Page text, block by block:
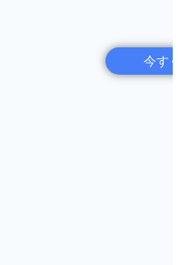
今す